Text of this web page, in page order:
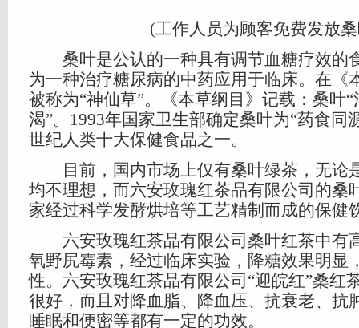
(工作人员为顾客免费发放桑
桑叶是公认的一种具有调节血糖疗效的
为一种治疗糖尿病的中药应用于临床。在《
被称为“神仙草”。《本草纲目》记载：桑叶
渴”。1993年国家卫生部确定桑叶为“药食同
世纪人类十大保健食品之一。
目前，国内市场上仅有桑叶绿茶，无论
均不理想，而六安玫瑰红茶品有限公司的桑
家经过科学发酵烘培等工艺精制而成的保健
六安玫瑰红茶品有限公司桑叶红茶中有
氧野尻霉素，经过临床实验，降糖效果明显
性。六安玫瑰红茶品有限公司“迎皖红”桑红
很好，而且对降血脂、降血压、抗衰老、抗
睡眠和便密等都有一定的功效。